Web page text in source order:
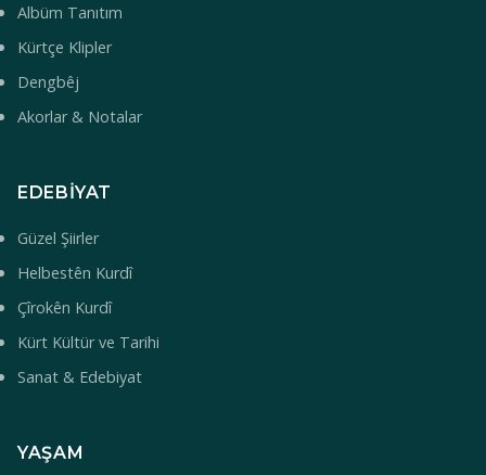
Albüm Tanıtım
Kürtçe Klipler
Dengbêj
Akorlar & Notalar
EDEBIYAT
Güzel Şiirler
Helbestên Kurdî
Çîrokên Kurdî
Kürt Kültür ve Tarihi
Sanat & Edebiyat
YAŞAM